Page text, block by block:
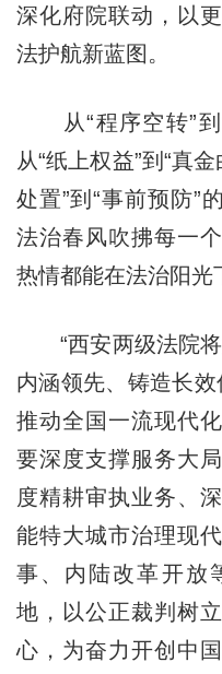
深化府院联动，以
法护航新蓝图。
从“程序空转”到“
从“纸上权益”到“真
处置”到“事前预防
法治春风吹拂每一
热情都能在法治阳光
“西安两级法院将
内涵领先、铸造长效
推动全国一流现代
要深度支撑服务大
度精耕审执业务、
能特大城市治理现
事、内陆改革开放
地，以公正裁判树
心，为奋力开创中